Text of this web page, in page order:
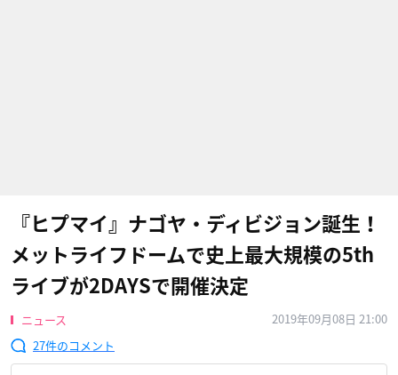
『ヒプマイ』ナゴヤ・ディビジョン誕生！
メットライフドームで史上最大規模の5th
ライブが2DAYSで開催決定
ニュース
2019年09月08日 21:00
27